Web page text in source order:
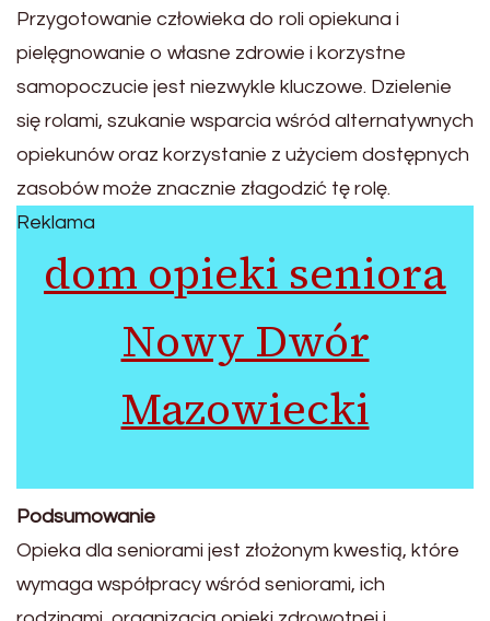
Przygotowanie człowieka do roli opiekuna i
pielęgnowanie o własne zdrowie i korzystne
samopoczucie jest niezwykle kluczowe. Dzielenie
się rolami, szukanie wsparcia wśród alternatywnych
opiekunów oraz korzystanie z użyciem dostępnych
zasobów może znacznie złagodzić tę rolę.
Reklama
dom opieki seniora
Nowy Dwór
Mazowiecki
Podsumowanie
Opieka dla seniorami jest złożonym kwestią, które
wymaga współpracy wśród seniorami, ich